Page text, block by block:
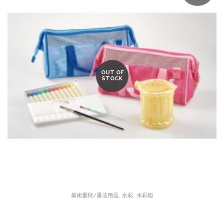
OUT OF
STOCK
美術畫材/書法用品 水彩 水彩組